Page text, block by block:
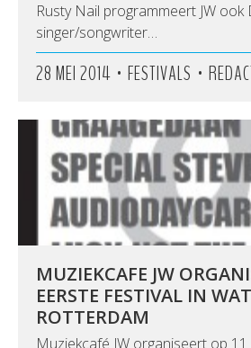
Rusty Nail programmeert JW ook
singer/songwriter…
28 MEI 2014 • FESTIVALS •
MUZIEKCAFE JW
EERSTE FESTIVAL IN
ROTTERDAM
Muziekcafé JW organiseert op